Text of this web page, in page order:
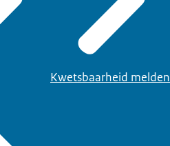
Kwetsbaarheid melden